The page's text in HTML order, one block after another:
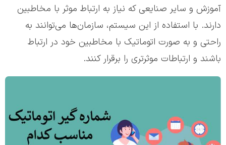
آموزش و سایر صنایعی که نیاز به ارتباط موثر با مخاطبین
دارند. با استفاده از این سیستم، سازمان‌ها می‌توانند به
راحتی و به صورت اتوماتیک با مخاطبین خود در ارتباط
باشند و ارتباطات موثرتری را برقرار کنند.